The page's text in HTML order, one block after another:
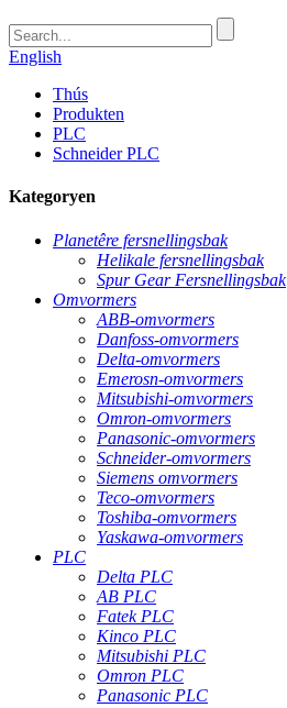
English
Thús
Produkten
PLC
Schneider PLC
Kategoryen
Planetêre fersnellingsbak
Helikale fersnellingsbak
Spur Gear Fersnellingsbak
Omvormers
ABB-omvormers
Danfoss-omvormers
Delta-omvormers
Emerosn-omvormers
Mitsubishi-omvormers
Omron-omvormers
Panasonic-omvormers
Schneider-omvormers
Siemens omvormers
Teco-omvormers
Toshiba-omvormers
Yaskawa-omvormers
PLC
Delta PLC
AB PLC
Fatek PLC
Kinco PLC
Mitsubishi PLC
Omron PLC
Panasonic PLC